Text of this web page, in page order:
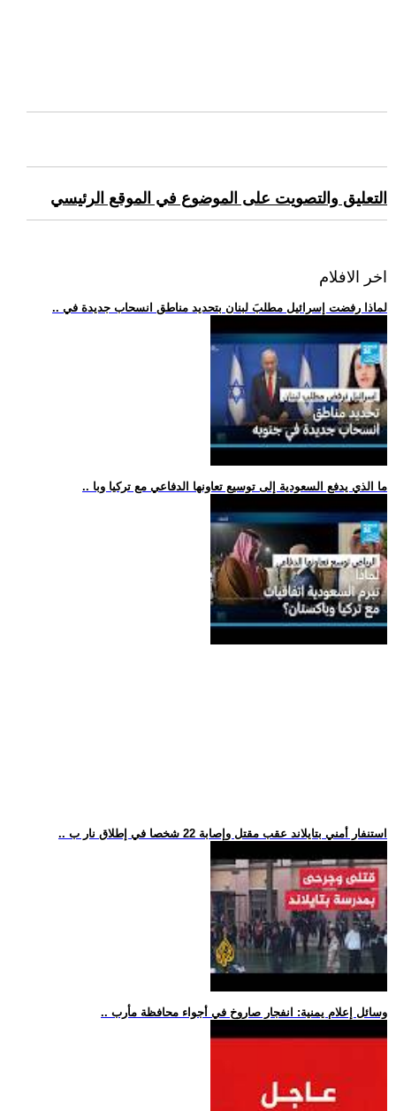
التعليق والتصويت على الموضوع في الموقع الرئيسي
اخر الافلام
.. لماذا رفضت إسرائيل مطلبَ لبنان بتحديد مناطق انسحاب جديدة في
.. ما الذي يدفع السعودية إلى توسيع تعاونها الدفاعي مع تركيا وبا
.. استنفار أمني بتايلاند عقب مقتل وإصابة 22 شخصا في إطلاق نار ب
.. وسائل إعلام يمنية: انفجار صاروخ في أجواء محافظة مأرب